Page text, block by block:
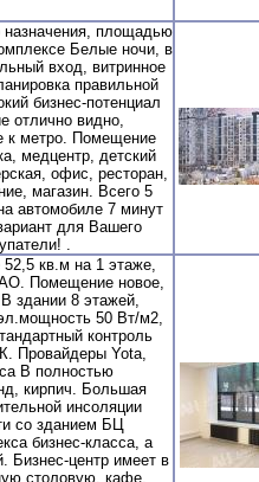
площадью
Белые ночи, в
вход, витринное
правильной
бизнес-потенциал
отлично видно,
к метро. Помещение
медцентр, детский
офис, ресторан,
магазин. Всего 5
автомобиле 7 минут
для Вашего
.
кв.м на 1 этаже,
Помещение новое,
здании 8 этажей,
50 Вт/м2,
контроль
Провайдеры Yota,
В полностью
кирпич. Большая
инсоляции
со зданием БЦ
бизнес-класса, а
Бизнес-центр имеет в
столовую, кафе,